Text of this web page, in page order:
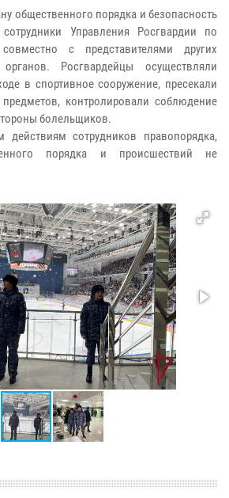
общественного порядка и безопасность
Управления Росгвардии по
с представителями других
органов. Росгвардейцы осуществляли
в спортивное сооружение, пресекали
контролировали соблюдение
болельщиков.
действиям сотрудников правопорядка,
порядка и происшествий не